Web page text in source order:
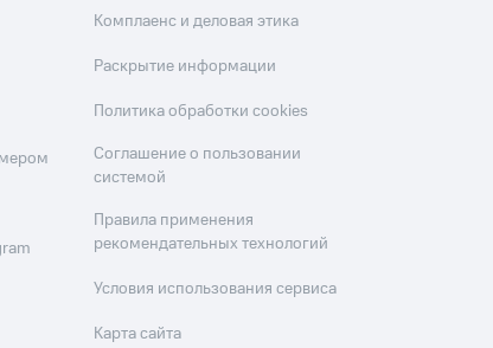
Комплаенс и деловая этика
Раскрытие информации
Политика обработки cookies
Соглашение о пользовании
системой
Правила применения
рекомендательных технологий
Условия использования сервиса
Карта сайта